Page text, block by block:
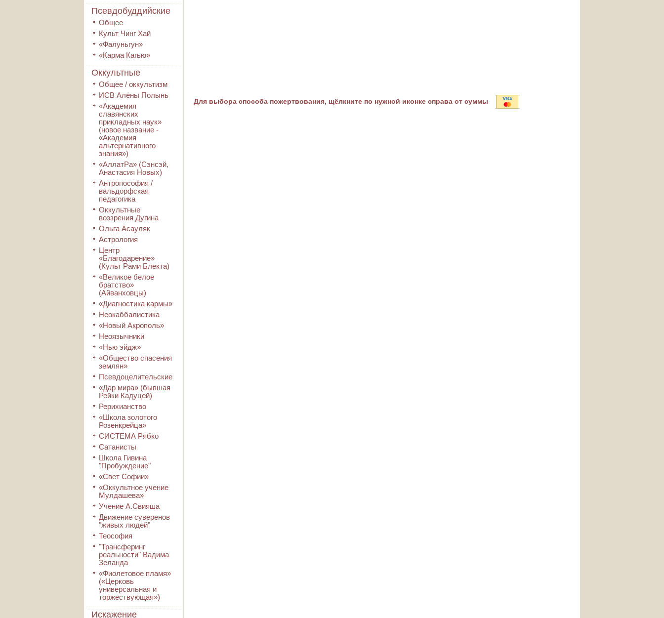
Псевдобуддийские
Общее
Культ Чинг Хай
«Фалуньгун»
«Карма Кагью»
Оккультные
Общее / оккультизм
ИСВ Алёны Полынь
«Академия
славянских
прикладных наук»
(новое название -
«Академия
альтернативного
знания»)
«АллатРа» (Сэнсэй,
Анастасия Новых)
Антропософия /
вальдорфская
педагогика
Оккультные
воззрения Дугина
Ольга Асауляк
Астрология
Центр
«Благодарение»
(Культ Рами Блекта)
«Великое белое
братство»
(Айванховцы)
«Диагностика кармы»
Неокаббалистика
«Новый Акрополь»
Неоязычники
«Нью эйдж»
«Общество спасения
землян»
Псевдоцелительские
«Дар мира» (бывшая
Рейки Кадуцей)
Рерихианство
«Школа золотого
Розенкрейца»
СИСТЕМА Рябко
Сатанисты
Школа Гивина
"Пробуждение"
«Свет Софии»
«Оккультное учение
Мулдашева»
Учение А.Свияша
Движение суверенов
"живых людей"
Теософия
"Трансферинг
реальности" Вадима
Зеланда
«Фиолетовое пламя»
(«Церковь
универсальная и
торжествующая»)
Искажение
Для выбора способа пожертвования, щёлкните по нужной иконке справа от суммы